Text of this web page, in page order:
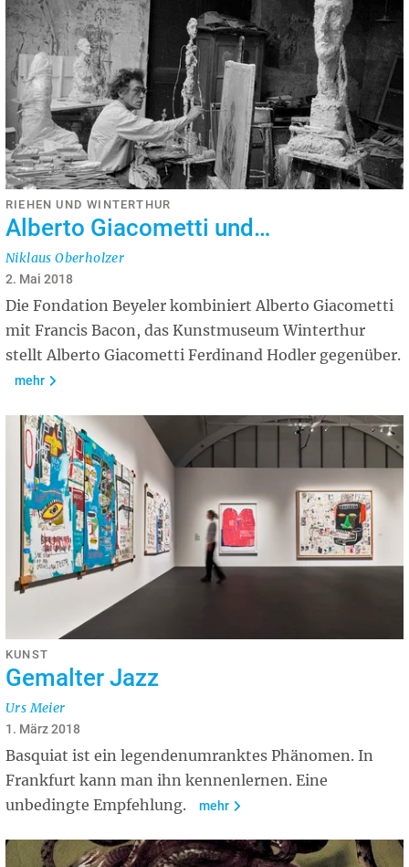
RIEHEN UND WINTERTHUR
Alberto Giacometti und…
Niklaus Oberholzer
2. Mai 2018
Die Fondation Beyeler kombiniert Alberto Giacometti
mit Francis Bacon, das Kunstmuseum Winterthur
stellt Alberto Giacometti Ferdinand Hodler gegenüber.
mehr
KUNST
Gemalter Jazz
Urs Meier
1. März 2018
Basquiat ist ein legendenumranktes Phänomen. In
Frankfurt kann man ihn kennenlernen. Eine
unbedingte Empfehlung.
mehr